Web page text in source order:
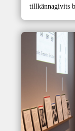
tillkännagivits